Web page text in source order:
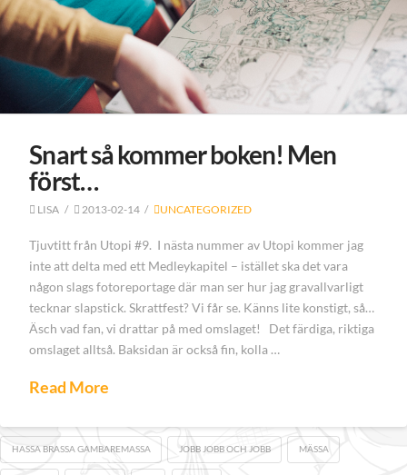
Snart så kommer boken! Men
först…
LISA 2013-02-14 UNCATEGORIZED
Tjuvtitt från Utopi #9. I nästa nummer av Utopi kommer jag
inte att delta med ett Medleykapitel – istället ska det vara
någon slags fotoreportage där man ser hur jag gravallvarligt
tecknar slapstick. Skrattfest? Vi får se. Känns lite konstigt, så…
Äsch vad fan, vi drattar på med omslaget! Det färdiga, riktiga
omslaget alltså. Baksidan är också fin, kolla …
Read More
HASSA BRASSA GAMBAREMASSA JOBB JOBB OCH JOBB MÄSSA